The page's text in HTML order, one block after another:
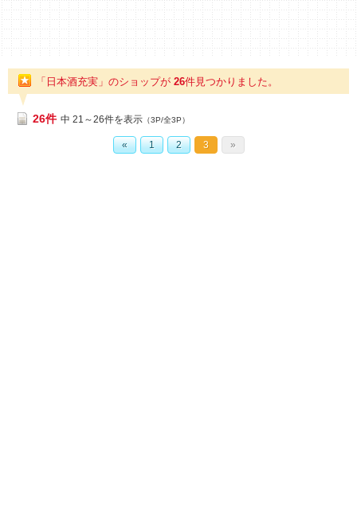
「日本酒充実」のショップが 26件見つかりました。
26件 中 21～26件を表示 （3P/全3P）
« 1 2 3 »